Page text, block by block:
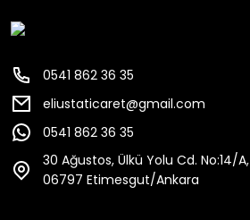
0541 862 36 35
eliustaticaret@gmail.com
0541 862 36 35
30 Ağustos, Ülkü Yolu Cd. No:14/A,
06797 Etimesgut/Ankara